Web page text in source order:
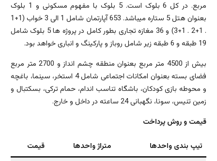
مربع. در کل 6 بلوک است. 5 بلوک با مفهوم مسکونی و 1 بلوک
بعنوان هتل 5 ستاره میباشد. 653 آپارتمان شامل 1 الی 3 خواب (1+1
. 1+2 . 1+3) و 36 مغازه تجاری بطور کامل در پروژه ها 5 بلوک شامل
19 طبقه و 6 طبقه زیر شامل روباز و پارکینگ و انباری خواهد بود.
بیش از 4500 متر مربع بعنوان منطقه چشم انداز و 2700 متر مربع
فضای بسته بعنوان امکانات اجتماعی شامل 4 استخر، سینما، باغچه
و محوطه بازی کودکان، باشگاه تناسب اندام، حمام ترکی، بسکتبال و
زمین تنیس، سونا، نگهبانی 24 ساعته در داخل و خارج.
قیمت و روش پرداخت
تیپ بندی واحدها متراژ واحدها قیمت